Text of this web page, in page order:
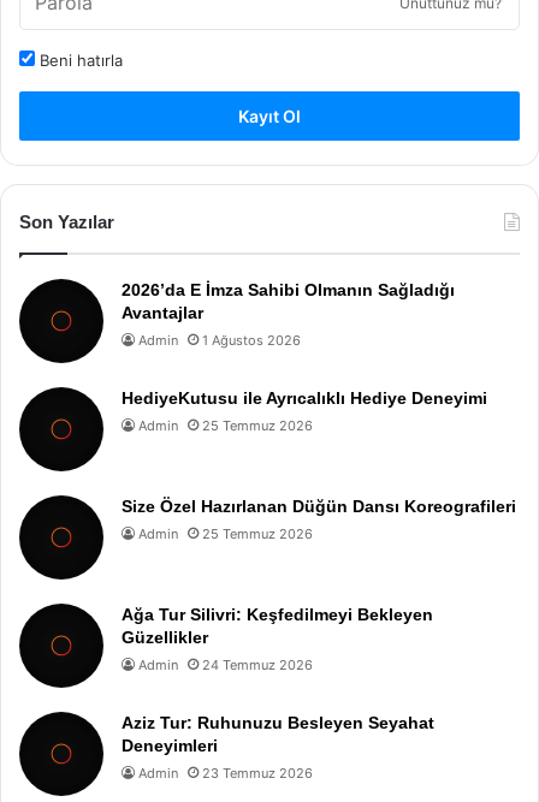
Beni hatırla
Kayıt Ol
Son Yazılar
2026’da E İmza Sahibi Olmanın Sağladığı
Avantajlar
Admin 1 Ağustos 2026
HediyeKutusu ile Ayrıcalıklı Hediye Deneyimi
Admin 25 Temmuz 2026
Size Özel Hazırlanan Düğün Dansı Koreografileri
Admin 25 Temmuz 2026
Ağa Tur Silivri: Keşfedilmeyi Bekleyen
Güzellikler
Admin 24 Temmuz 2026
Aziz Tur: Ruhunuzu Besleyen Seyahat
Deneyimleri
Admin 23 Temmuz 2026